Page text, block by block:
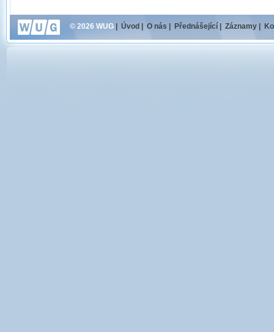
© 2026 WUG Úvod O nás Přednášející Záznamy